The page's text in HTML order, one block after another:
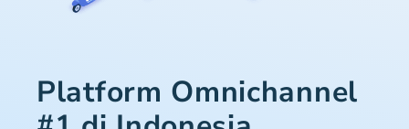
Platform Omnichannel